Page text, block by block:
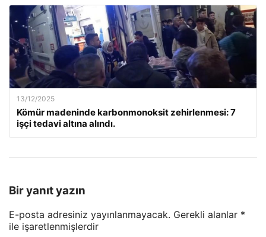
13/12/2025
Kömür madeninde karbonmonoksit zehirlenmesi: 7
işçi tedavi altına alındı.
Bir yanıt yazın
E-posta adresiniz yayınlanmayacak. Gerekli alanlar *
ile işaretlenmişlerdir